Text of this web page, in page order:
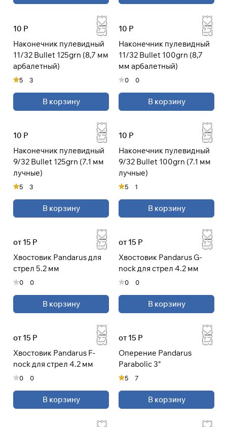
10 Р
Наконечник пулевидный
11/32 Bullet 125grn (8,7 мм
арбалетный)
5 3
В корзину
10 Р
Наконечник пулевидный
11/32 Bullet 100grn (8,7
мм арбалетный)
0 0
В корзину
10 Р
Наконечник пулевидный
9/32 Bullet 125grn (7.1 мм
лучные)
5 3
В корзину
10 Р
Наконечник пулевидный
9/32 Bullet 100grn (7.1 мм
лучные)
5 1
В корзину
от 15 Р
Хвостовик Pandarus для
стрел 5.2 мм
0 0
В корзину
от 15 Р
Хвостовик Pandarus G-
nock для стрел 4.2 мм
0 0
В корзину
от 15 Р
Хвостовик Pandarus F-
nock для стрел 4.2 мм
0 0
В корзину
от 15 Р
Оперение Pandarus
Parabolic 3"
5 7
В корзину